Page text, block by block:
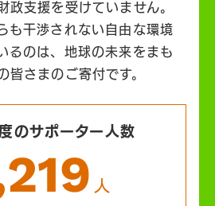
政支援を受けていません。
も干渉されない自由な環境
るのは、地球の未来をまも
皆さまのご寄付です。
のサポーター人数
人